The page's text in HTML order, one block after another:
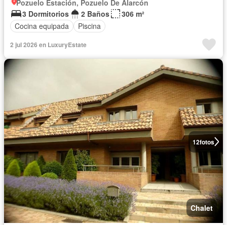
Pozuelo Estación, Pozuelo De Alarcón
3 Dormitorios
2 Baños
306 m²
Cocina equipada
Piscina
2 jul 2026 en LuxuryEstate
12fotos
Chalet